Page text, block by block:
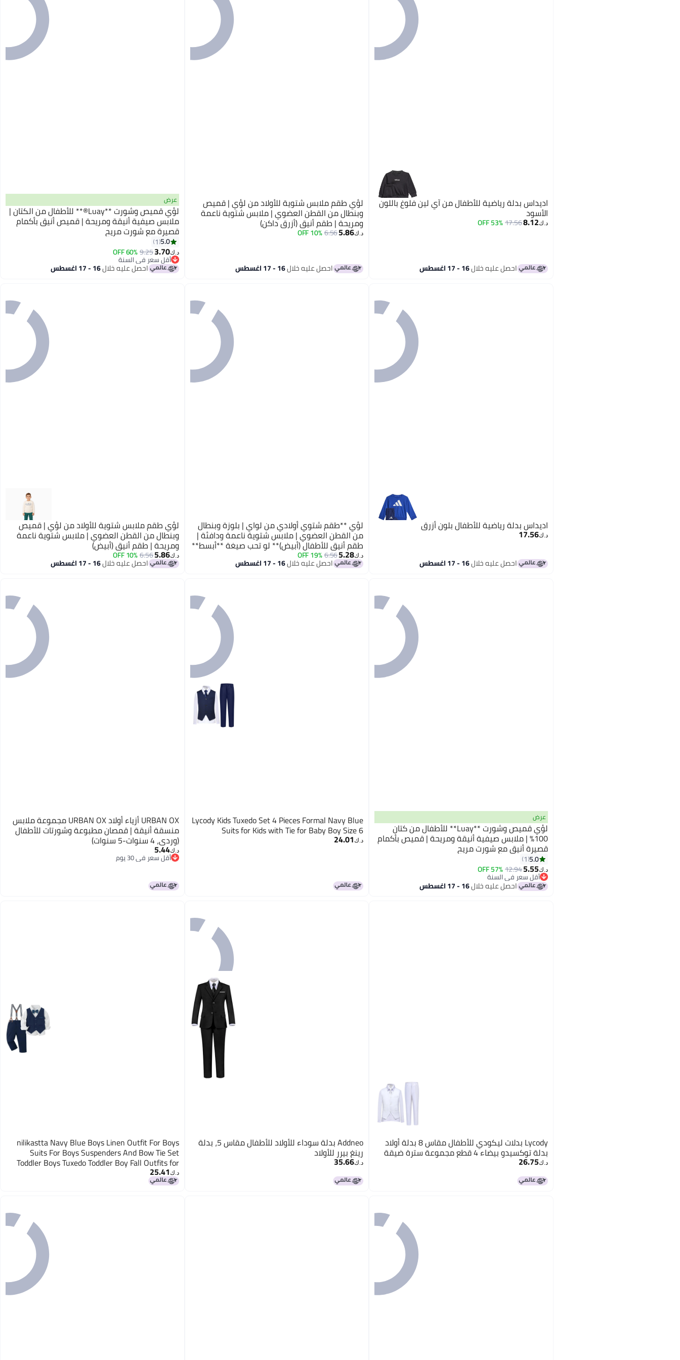
اديداس بدلة رياضية للأطفال من آي لين فلوغ باللون
الأسود
د.ك‏8.12
17.56
53% OFF
احصل عليه خلال16 - 17 اغسطس
لؤي طقم ملابس شتوية للأولاد من لؤي | قميص
وبنطال من القطن العضوي | ملابس شتوية ناعمة
ومريحة | طقم أنيق (أزرق داكن)
د.ك‏5.86
6.56
10% OFF
احصل عليه خلال16 - 17 اغسطس
3
عرض
لؤي قميص وشورت **Luay®** للأطفال من الكتان |
ملابس صيفية أنيقة ومريحة | قميص أنيق بأكمام
قصيرة مع شورت مريح
5.0
1
د.ك‏3.70
9.25
60% OFF
أقل سعر في السنة
أقل سعر في السنة
احصل عليه خلال16 - 17 اغسطس
اديداس بدلة رياضية للأطفال بلون أزرق
د.ك‏17.56
احصل عليه خلال16 - 17 اغسطس
لؤي **طقم شتوي أولادي من لواي | بلوزة وبنطال
من القطن العضوي | ملابس شتوية ناعمة ودافئة |
طقم أنيق للأطفال (أبيض)** لو تحب صيغة **أبسط**
أو **أكثر فخامة** أو مناسبة لـ **أمازون /
شوبيفاي** خبرني وعدّلها لك فورًا 🤍
د.ك‏5.28
6.56
19% OFF
احصل عليه خلال16 - 17 اغسطس
لؤي طقم ملابس شتوية للأولاد من لؤي | قميص
وبنطال من القطن العضوي | ملابس شتوية ناعمة
ومريحة | طقم أنيق (أبيض)
د.ك‏5.86
6.56
10% OFF
احصل عليه خلال16 - 17 اغسطس
3
عرض
لؤي قميص وشورت **Luay** للأطفال من كتان
100% | ملابس صيفية أنيقة ومريحة | قميص بأكمام
قصيرة أنيق مع شورت مريح
5.0
1
د.ك‏5.55
12.94
57% OFF
أقل سعر في السنة
أقل سعر في السنة
احصل عليه خلال16 - 17 اغسطس
Lycody Kids Tuxedo Set 4 Pieces Formal Navy Blue
Suits for Kids with Tie for Baby Boy Size 6
د.ك‏24.01
URBAN OX أزياء أولاد URBAN OX مجموعة ملابس
منسقة أنيقة | قمصان مطبوعة وشورتات للأطفال
(وردي، 4 سنوات-5 سنوات)
د.ك‏5.44
أقل سعر في 30 يوم
أقل سعر في 30 يوم
Lycody بدلات ليكودي للأطفال مقاس 8 بدلة أولاد
بدلة توكسيدو بيضاء 4 قطع مجموعة سترة ضيقة
د.ك‏26.75
Addneo بدلة سوداء للأولاد للأطفال مقاس 5، بدلة
رينغ بيرر للأولاد
د.ك‏35.66
nilikastta Navy Blue Boys Linen Outfit For Boys
Suits For Boys Suspenders And Bow Tie Set
Toddler Boys Tuxedo Toddler Boy Fall Outfits for
Performance 56years
د.ك‏25.41